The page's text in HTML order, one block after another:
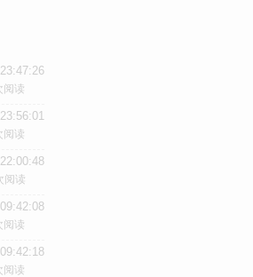
阅读
阅读
阅读
阅读
阅读